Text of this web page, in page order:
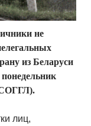
не
из Беларуси
лиц,